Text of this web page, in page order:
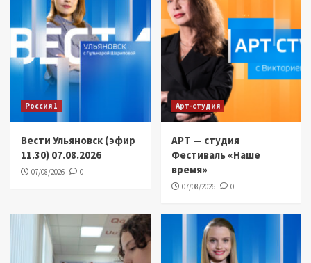
Россия 1
Вести Ульяновск (эфир
11.30) 07.08.2026
07/08/2026 0
Арт-студия
АРТ — студия
Фестиваль «Наше
время»
07/08/2026 0